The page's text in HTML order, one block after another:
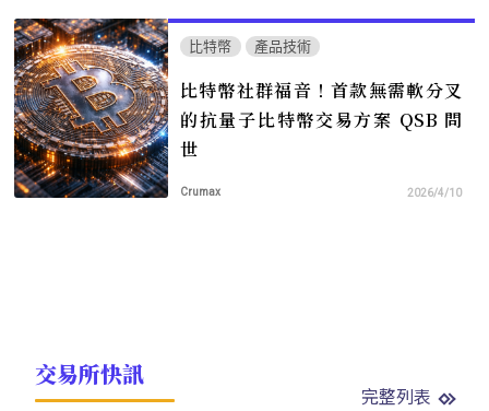
比特幣 產品技術
比特幣社群福音！首款無需軟分叉
的抗量子比特幣交易方案 QSB 問
世
Crumax 2026/4/10
交易所快訊
完整列表